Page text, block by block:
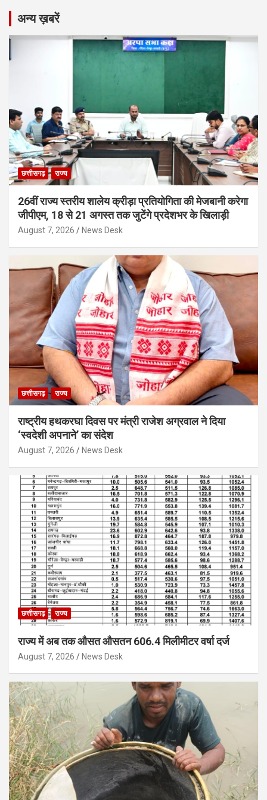
अन्य ख़बरें
छत्तीसगढ़ राज्य
26वीं राज्य स्तरीय शालेय क्रीड़ा प्रतियोगिता की मेजबानी करेगा
जीपीएम, 18 से 21 अगस्त तक जुटेंगे प्रदेशभर के खिलाड़ी
August 7, 2026 News Desk
छत्तीसगढ़ राज्य
राष्ट्रीय हथकरघा दिवस पर मंत्री राजेश अग्रवाल ने दिया
‘स्वदेशी अपनाने’ का संदेश
August 7, 2026 News Desk
छत्तीसगढ़ राज्य
राज्य में अब तक औसत औसतन 606.4 मिलीमीटर वर्षा दर्ज
August 7, 2026 News Desk